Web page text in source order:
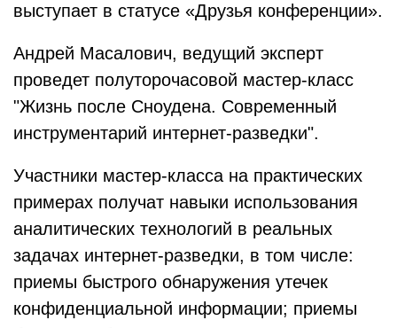
выступает в статусе «Друзья конференции».
Андрей Масалович, ведущий эксперт
проведет полуторочасовой мастер-класс
"Жизнь после Сноудена. Современный
инструментарий интернет-разведки".
Участники мастер-класса на практических
примерах получат навыки использования
аналитических технологий в реальных
задачах интернет-разведки, в том числе:
приемы быстрого обнаружения утечек
конфиденциальной информации; приемы